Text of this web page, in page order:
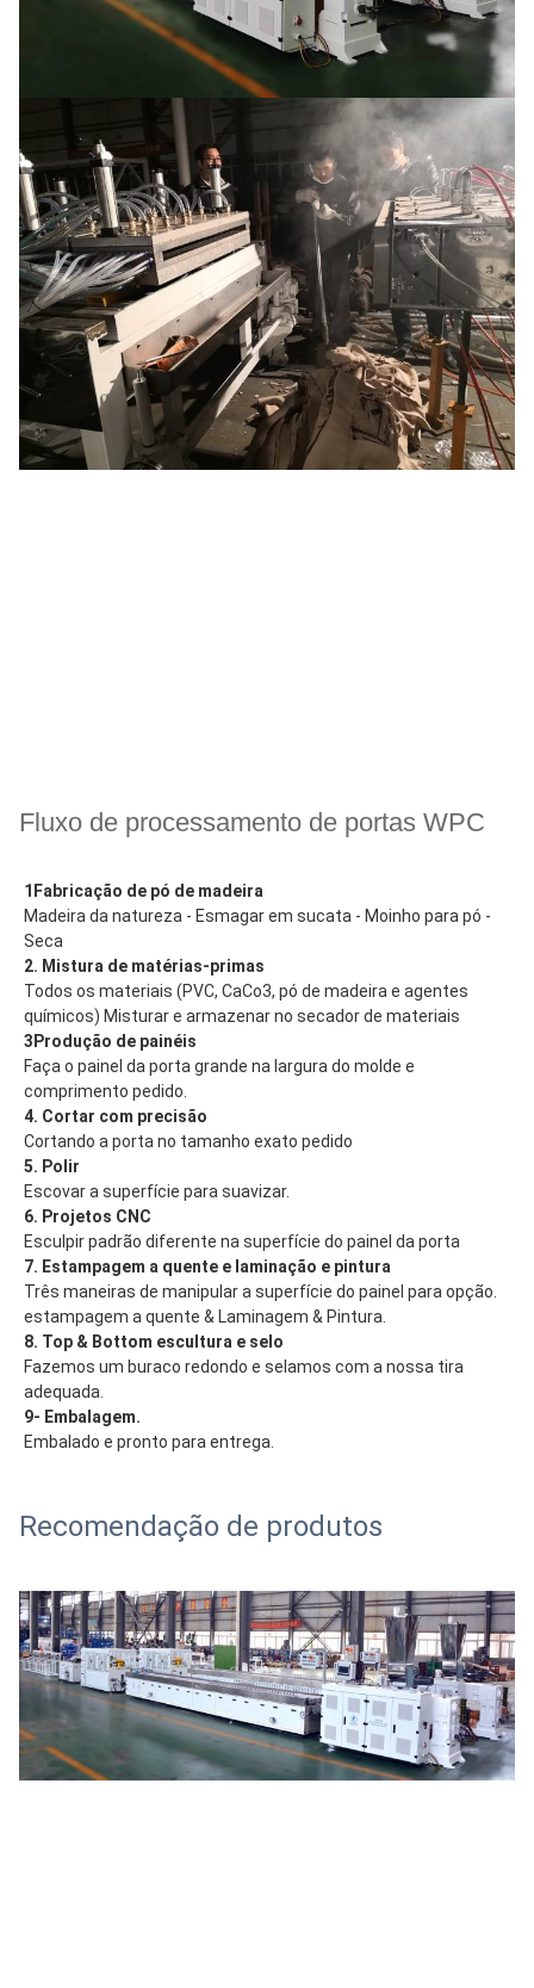
Fluxo de processamento de portas WPC
1Fabricação de pó de madeira
Madeira da natureza - Esmagar em sucata - Moinho para pó -
Seca
2. Mistura de matérias-primas
Todos os materiais (PVC, CaCo3, pó de madeira e agentes
químicos) Misturar e armazenar no secador de materiais
3Produção de painéis
Faça o painel da porta grande na largura do molde e
comprimento pedido.
4. Cortar com precisão
Cortando a porta no tamanho exato pedido
5. Polir
Escovar a superfície para suavizar.
6. Projetos CNC
Esculpir padrão diferente na superfície do painel da porta
7. Estampagem a quente e laminação e pintura
Três maneiras de manipular a superfície do painel para opção.
estampagem a quente & Laminagem & Pintura.
8. Top & Bottom escultura e selo
Fazemos um buraco redondo e selamos com a nossa tira
adequada.
9- Embalagem.
Embalado e pronto para entrega.
Recomendação de produtos